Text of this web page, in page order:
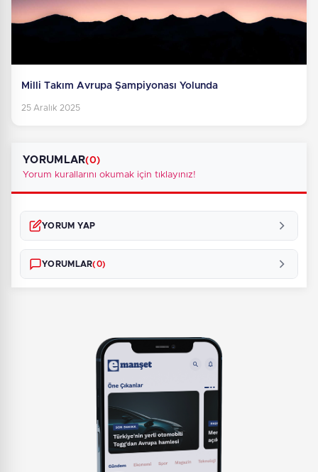
Milli Takım Avrupa Şampiyonası Yolunda
25 Aralık 2025
YORUMLAR(0)
Yorum kurallarını okumak için tıklayınız!
YORUM YAP
YORUMLAR(0)
Henüz yorum yapılmamış. İlk yorumu siz yapın!